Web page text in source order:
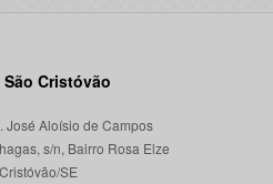
Cristóvão
José Aloísio de Campos
s/n, Bairro Rosa Elze
SE